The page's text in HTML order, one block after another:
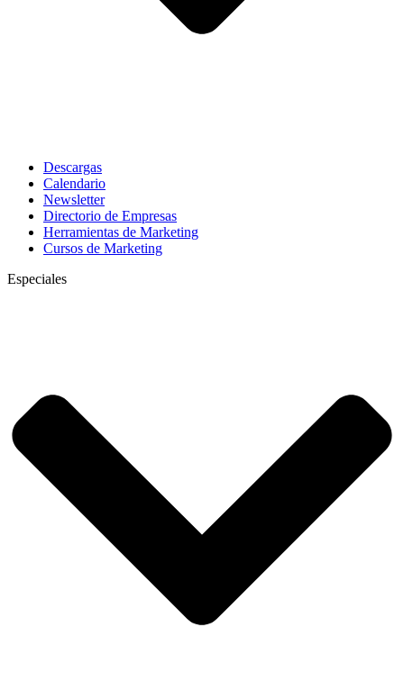
Descargas
Calendario
Newsletter
Directorio de Empresas
Herramientas de Marketing
Cursos de Marketing
Especiales